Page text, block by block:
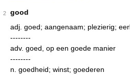
2
good
adj. goed; aangenaam; plezierig;
--------
adv. goed, op een goede manier
--------
n. goedheid; winst; goederen